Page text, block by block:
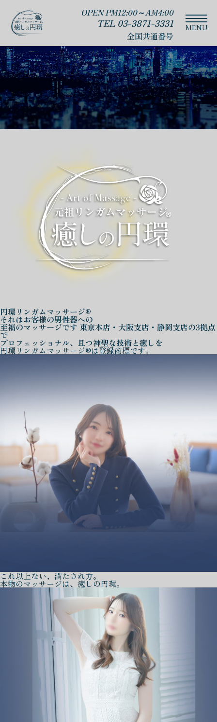
OPEN PM12:00～AM4:00
TEL 03-3871-3331
全国共通番号
円環リンガムマッサージ®
それはお客様の男性器への
至福のマッサージです 東京本店・大阪支店・静岡支店の3拠点
で
プロフェッショナル、且つ神聖な技術と癒しを
円環リンガムマッサージ®は登録商標です。
これ以上ない、満たされ方。
本物のマッサージは、癒しの円環。